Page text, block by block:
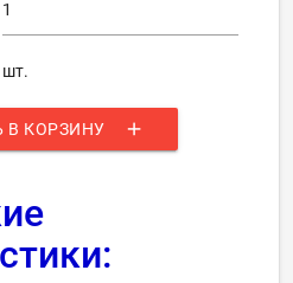
шт.
В КОРЗИНУ add